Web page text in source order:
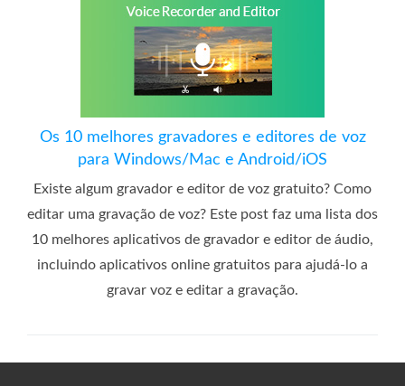
Os 10 melhores gravadores e editores de voz
para Windows/Mac e Android/iOS
Existe algum gravador e editor de voz gratuito? Como
editar uma gravação de voz? Este post faz uma lista dos
10 melhores aplicativos de gravador e editor de áudio,
incluindo aplicativos online gratuitos para ajudá-lo a
gravar voz e editar a gravação.